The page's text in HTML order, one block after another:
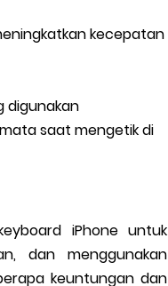
kecepatan
digunakan
saat mengetik di
iPhone untuk
dan menggunakan
keuntungan dan